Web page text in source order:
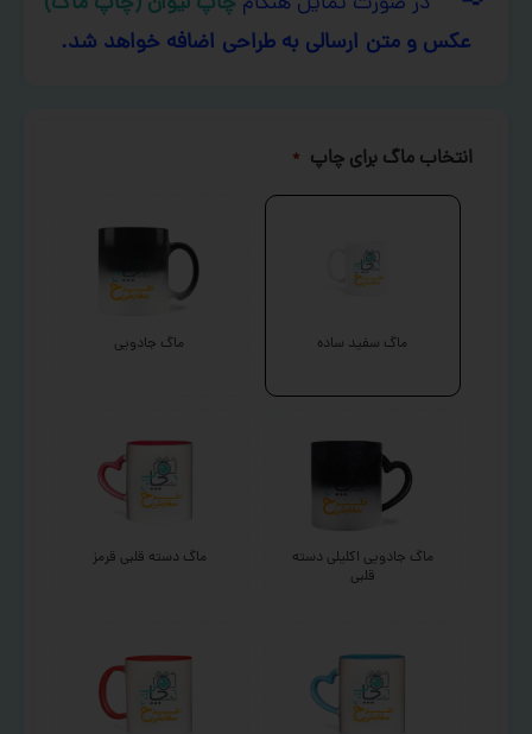
عکس و متن ارسالی به طراحی اضافه خواهد شد.
انتخاب ماگ برای چاپ *
ماگ سفید ساده ماگ جادویی
ماگ جادویی اکلیلی دسته
قلبی
ماگ دسته قلبی قرمز